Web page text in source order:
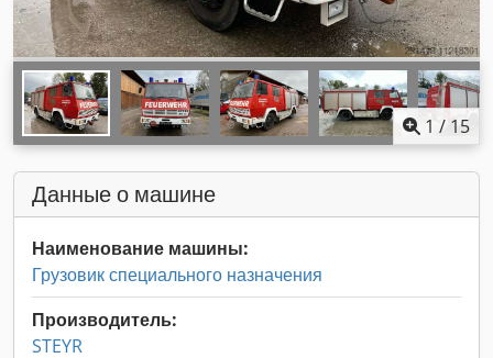
1 / 15
Данные о машине
Наименование машины:
Грузовик специального назначения
Производитель:
STEYR